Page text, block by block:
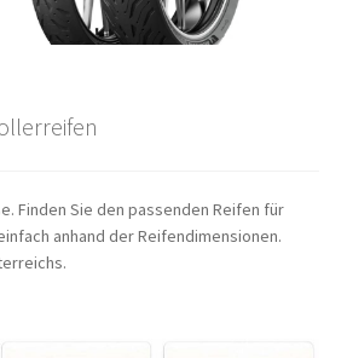
Finden Sie den passenden Reifen für
anhand der Reifendimensionen.